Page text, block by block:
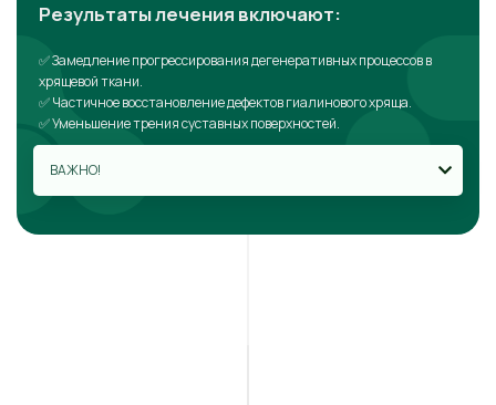
Результаты лечения включают:
✅ Замедление прогрессирования дегенеративных процессов в
хрящевой ткани.
✅ Частичное восстановление дефектов гиалинового хряща.
✅ Уменьшение трения суставных поверхностей.
ВАЖНО!